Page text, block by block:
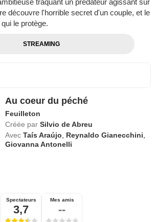
découvre l'horrible secret d'un couple, et le
le protège.
STREAMING
Au coeur du péché
Feuilleton
Créée par Silvio de Abreu
Avec Taís Araújo Reynaldo Gianecchini
Giovanna Antonelli
Spectateurs
3,7
Mes amis
--